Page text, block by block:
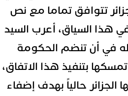
تتوافق تماما مع نص
هذا السياق، أعرب السيد
أن تنضم الحكومة
بتنفيذ هذا الاتفاق،
الجزائر حالياً بهدف إضفاء